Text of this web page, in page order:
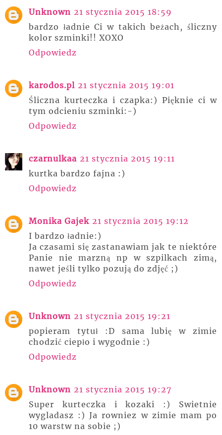
Unknown 21 stycznia 2015 18:59
bardzo ładnie Ci w takich beżach, śliczny
kolor szminki!! XOXO
Odpowiedz
karodos.pl 21 stycznia 2015 19:01
Śliczna kurteczka i czapka:) Pięknie ci w
tym odcieniu szminki:-)
Odpowiedz
czarnulkaa 21 stycznia 2015 19:11
kurtka bardzo fajna :)
Odpowiedz
Monika Gajek 21 stycznia 2015 19:12
I bardzo ładnie:)
Ja czasami się zastanawiam jak te niektóre
Panie nie marzną np w szpilkach zimą,
nawet jeśli tylko pozują do zdjęć ;)
Odpowiedz
Unknown 21 stycznia 2015 19:21
popieram tytuł :D sama lubię w zimie
chodzić ciepło i wygodnie :)
Odpowiedz
Unknown 21 stycznia 2015 19:27
Super kurteczka i kozaki :) Swietnie
wygladasz :) Ja rowniez w zimie mam po
10 warstw na sobie ;)